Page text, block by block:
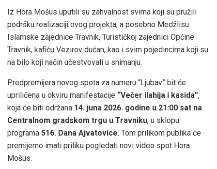
Iz Hora Mošus uputili su zahvalnost svima koji su pružili
podršku realizaciji ovog projekta, a posebno Medžlisu
Islamske zajednice Travnik, Turističkoj zajednici Općine
Travnik, kafiću Vezirov dućan, kao i svim pojedincima koji su
na bilo koji način učestvovali u snimanju.
Predpremijera novog spota za numeru “Ljubav” bit će
upriličena u okviru manifestacije “Večer ilahija i kasida”,
koja će biti održana 14. juna 2026. godine u 21:00 sat na
Centralnom gradskom trgu u Travniku, u sklopu
programa 516. Dana Ajvatovice. Tom prilikom publika će
premijerno imati priliku pogledati novi video spot Hora
Mošus.